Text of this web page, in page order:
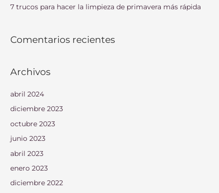
7 trucos para hacer la limpieza de primavera más rápida
Comentarios recientes
Archivos
abril 2024
diciembre 2023
octubre 2023
junio 2023
abril 2023
enero 2023
diciembre 2022